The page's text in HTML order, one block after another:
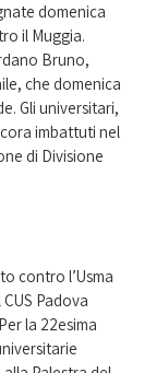
domenica
il Muggia.
Bruno,
che domenica
Gli universitari,
imbattuti nel
di Divisione
contro l’Usma
Padova
la 22esima